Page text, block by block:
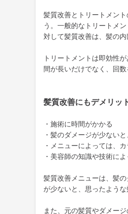
髪質改善とトリートメン
う。一般的なトリートメ
対して髪質改善は、髪の
トリートメントは即効性
間が長いだけでなく、回
髪質改善にもデメリッ
・施術に時間がかかる
・髪のダメージが少ない
・メニューによっては、
・美容師の知識や技術に
髪質改善メニューは、髪
が少ないと、思ったような
また、元の髪質やダメー